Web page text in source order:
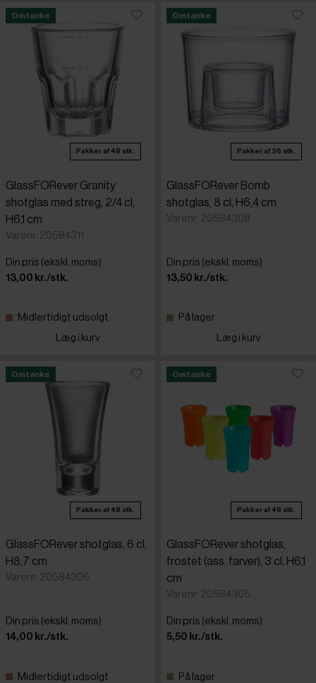
Omtanke
Pakker af 48 stk.
GlassFORever Granity
shotglas med streg, 2/4 cl,
H6,1 cm
Varenr: 20584311
Din pris (ekskl. moms)
13,00 kr./stk.
Midlertidigt udsolgt
Læg i kurv
Omtanke
Pakker af 36 stk.
GlassFORever Bomb
shotglas, 8 cl, H6,4 cm
Varenr: 20584308
Din pris (ekskl. moms)
13,50 kr./stk.
På lager
Læg i kurv
Omtanke
Pakker af 48 stk.
GlassFORever shotglas, 6 cl,
H8,7 cm
Varenr: 20584306
Din pris (ekskl. moms)
14,00 kr./stk.
Midlertidigt udsolgt
Omtanke
Pakker af 48 stk.
GlassFORever shotglas,
frostet (ass. farver), 3 cl, H6,1
cm
Varenr: 20584305
Din pris (ekskl. moms)
5,50 kr./stk.
På lager